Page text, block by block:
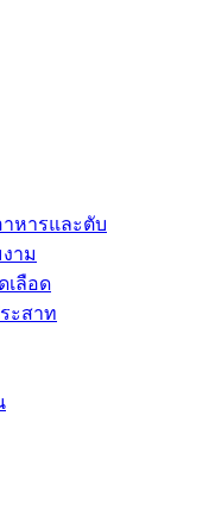
หารและตับ
าม
เลือด
ะสาท